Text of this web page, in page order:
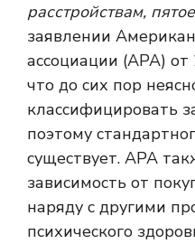
расстройствам,
заявлении
ассоциации (APA)
что до сих пор
классифицировать
поэтому
существует. APA
зависимость от
наряду с другими
психического